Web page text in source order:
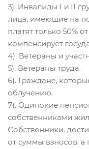
3). Инвалиды I и II
лица, имеющие на
платят только 50%
компенсирует
4). Ветераны и
5). Ветераны труда.
6). Граждане,
облучению.
7). Одинокие
собственниками
Собственники,
от суммы взносов,